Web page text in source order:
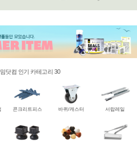
닷컴 인기 카테고리 30
콘크리트피스 바퀴/캐스터 서랍레일